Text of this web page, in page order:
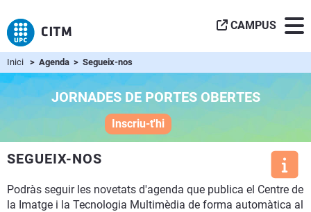
CAMPUS
Inici > Agenda > Segueix-nos
JORNADES DE PORTES OBERTES
Inscriu-t'hi
SEGUEIX-NOS
Podràs seguir les novetats d'agenda que publica el Centre de
la Imatge i la Tecnologia Multimèdia de forma automàtica al